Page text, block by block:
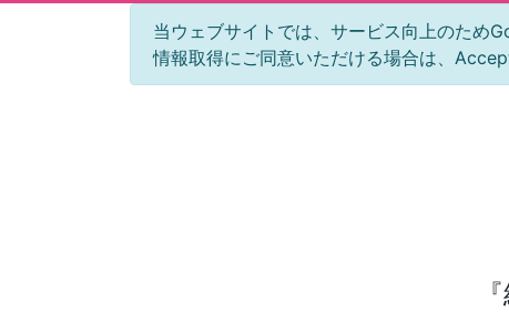
当ウェブサイトでは、サービス向上のため
情報取得にご同意いただける場合は、